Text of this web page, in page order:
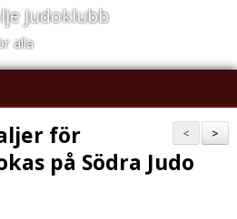
Judoklubb
alla
>
<
för
på Södra Judo